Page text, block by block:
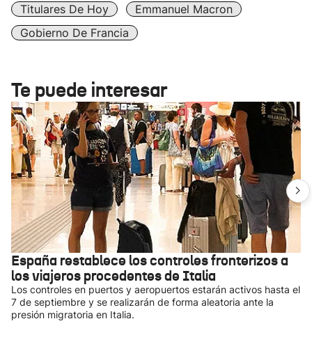
Titulares De Hoy
Emmanuel Macron
Gobierno De Francia
Te puede interesar
España restablece los controles fronterizos a
los viajeros procedentes de Italia
Los controles en puertos y aeropuertos estarán activos hasta el
7 de septiembre y se realizarán de forma aleatoria ante la
presión migratoria en Italia.